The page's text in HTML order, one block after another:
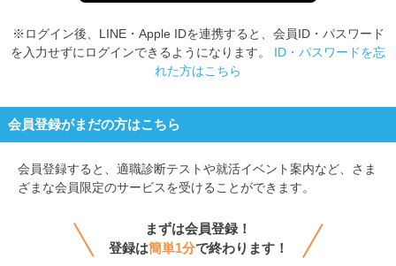
※ログイン後、LINE・Apple IDを連携すると、会員ID・パスワード
を入力せずにログインできるようになります。 ID・パスワードを忘
れた方はこちら
会員登録がまだの方はこちら
会員登録すると、 適職診断テストや就活イベント案内など、さま
ざまな会員限定のサービスを受けることができます。
まずは会員登録！
登録は簡単1分で終わります！